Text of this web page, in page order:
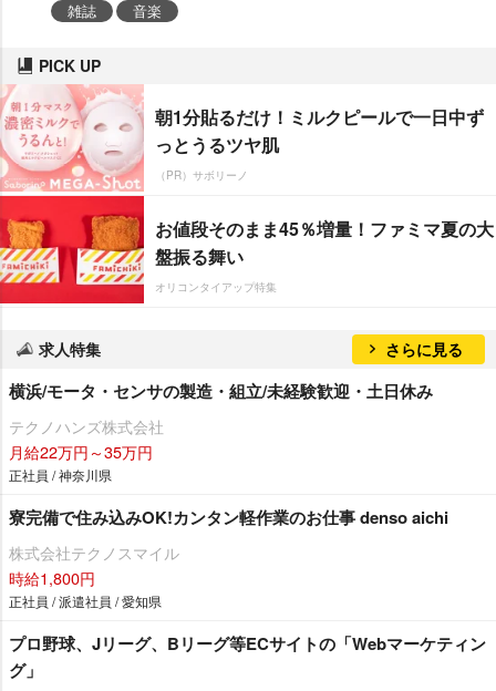
雑誌 音楽
PICK UP
朝1分貼るだけ！ミルクピールで一日中ず
っとうるツヤ肌
（PR）サボリーノ
お値段そのまま45％増量！ファミマ夏の大
盤振る舞い
オリコンタイアップ特集
求人特集 さらに見る
横浜/モータ・センサの製造・組立/未経験歓迎・土日休み
テクノハンズ株式会社
月給22万円～35万円
正社員 / 神奈川県
寮完備で住み込みOK!カンタン軽作業のお仕事 denso aichi
株式会社テクノスマイル
時給1,800円
正社員 / 派遣社員 / 愛知県
プロ野球、Jリーグ、Bリーグ等ECサイトの「Webマーケティン
グ」